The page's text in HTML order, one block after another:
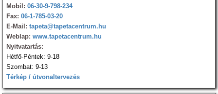
Mobil: 06-30-9-798-234
Fax: 06-1-785-03-20
E-Mail: tapeta@tapetacentrum.hu
Weblap: www.tapetacentrum.hu
Nyitvatartás:
Hétfő-Péntek: 9-18
Szombat: 9-13
Térkép / útvonaltervezés